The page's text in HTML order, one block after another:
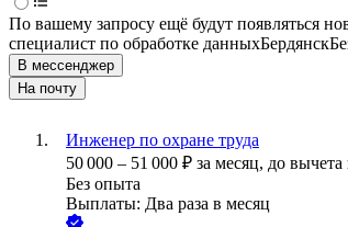
По вашему запросу ещё будут появляться
специалист по обработке данныхБердянск
В мессенджер
На почту
Инженер по охране труда
50 000 – 51 000 ₽ за месяц, до вычета
Без опыта
Выплаты: Два раза в месяц